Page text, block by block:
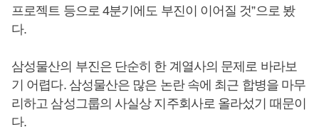
프로젝트 등으로 4분기에도 부진이 이어질 것”으로 봤
다.
삼성물산의 부진은 단순히 한 계열사의 문제로 바라보
기 어렵다. 삼성물산은 많은 논란 속에 최근 합병을 마무
리하고 삼성그룹의 사실상 지주회사로 올라섰기 때문이
다.